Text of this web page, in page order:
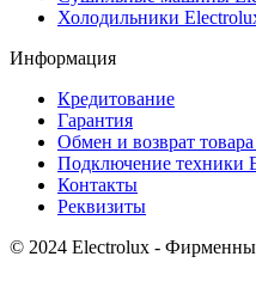
Холодильники
Информация
Кредитование
Гарантия
Обмен и возврат
Подключение техники
Контакты
Реквизиты
© 2024 Electrolux -